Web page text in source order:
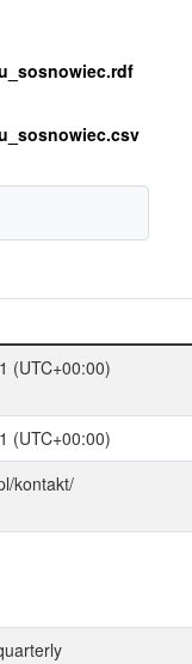
(UTC+00:00)
(UTC+00:00)
kontakt/